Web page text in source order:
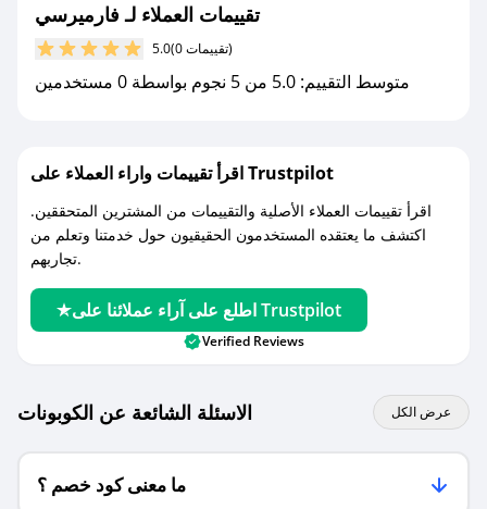
مع صحصح، تسوق بذكاء ووفّر على كل مشترياتك مع
تقييمات العملاء لـ فارميرسي
5.0 (0 تقييمات)
متوسط التقييم: 5.0 من 5 نجوم بواسطة 0 مستخدمين
اقرأ تقييمات واراء العملاء على Trustpilot
اقرأ تقييمات العملاء الأصلية والتقييمات من المشترين المتحققين.
اكتشف ما يعتقده المستخدمون الحقيقيون حول خدمتنا وتعلم من
تجاربهم.
اطلع على آراء عملائنا على Trustpilot
Verified Reviews
الاسئلة الشائعة عن الكوبونات عرض الكل
ما معنى كود خصم ؟